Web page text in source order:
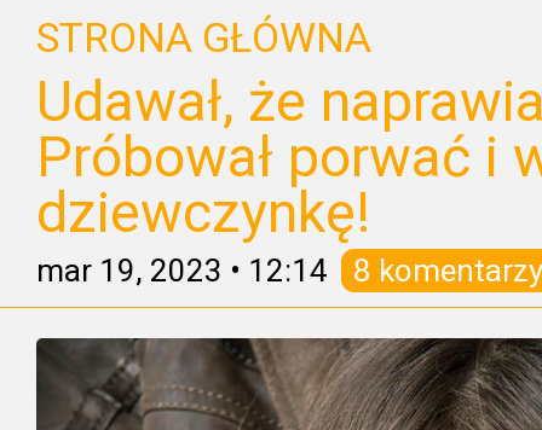
STRONA GŁÓWNA
Udawał, że
Próbował porwać i
dziewczynkę!
mar 19, 2023 • 12:14 8 komentarzy